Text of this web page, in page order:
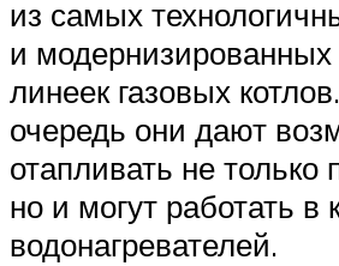
из самых
и модернизированных
линеек газовых
очередь они дают
отапливать не
но и могут работать в
водонагревателей.